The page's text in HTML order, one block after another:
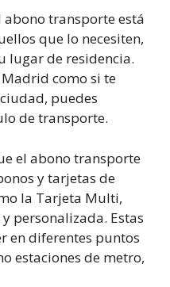
abono transporte está
que lo necesiten,
lugar de residencia.
como si te
puedes
de transporte.
el abono transporte
y tarjetas de
la Tarjeta Multi,
personalizada. Estas
en diferentes puntos
estaciones de metro,